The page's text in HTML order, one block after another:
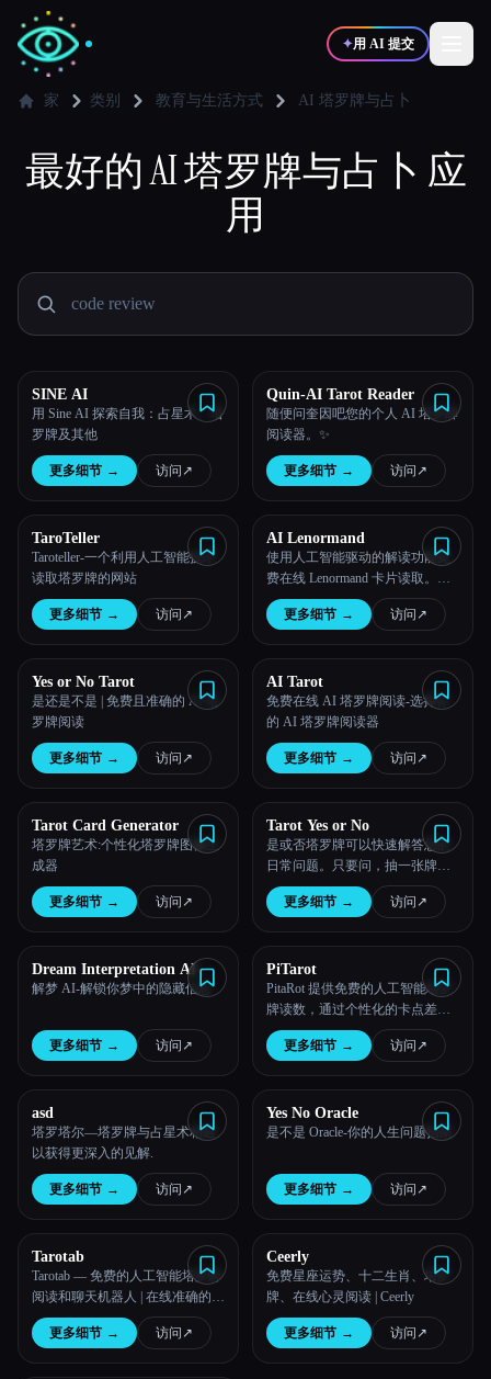
✦用 AI 提交
✍️写作者 🎨设计师
🎓 学生
博客
比较工具
所有分类
关于
Esc
家 类别 教育与生活方式 AI 塔罗牌与占卜
最好的AI 塔罗牌与占卜 应
用
SINE AI
用 Sine AI 探索自我：占星术、塔
罗牌及其他
更多细节 → 访问 ↗︎
Quin-AI Tarot Reader
随便问奎因吧您的个人 AI 塔罗牌
阅读器。✨
更多细节 → 访问 ↗︎
TaroTeller
Taroteller-一个利用人工智能技术
读取塔罗牌的网站
更多细节 → 访问 ↗︎
AI Lenormand
使用人工智能驱动的解读功能免
费在线 Lenormand 卡片读取。学
习牌的含义并探索各种点差。
更多细节 → 访问 ↗︎
Yes or No Tarot
是还是不是 | 免费且准确的 AI 塔
罗牌阅读
更多细节 → 访问 ↗︎
AI Tarot
免费在线 AI 塔罗牌阅读-选择你
的 AI 塔罗牌阅读器
更多细节 → 访问 ↗︎
Tarot Card Generator
塔罗牌艺术:个性化塔罗牌图像生
成器
更多细节 → 访问 ↗︎
Tarot Yes or No
是或否塔罗牌可以快速解答您的
日常问题。只要问，抽一张牌，
然后得到一张简单的
“是”、“否”，或者可以帮助指导你
更多细节 → 访问 ↗︎
Dream Interpretation AI
解梦 AI-解锁你梦中的隐藏信息
更多细节 → 访问 ↗︎
PiTarot
PitaRot 提供免费的人工智能塔罗
牌读数，通过个性化的卡点差和
每日指导帮助用户发现自己的未
来。更多细节 → 访问 ↗︎
asd
塔罗塔尔—塔罗牌与占星术相遇
以获得更深入的见解.
更多细节 → 访问 ↗︎
Yes No Oracle
是不是 Oracle-你的人生问题指南
更多细节 → 访问 ↗︎
Tarotab
Tarotab — 免费的人工智能塔罗牌
阅读和聊天机器人 | 在线准确的塔
罗牌见解
更多细节 → 访问 ↗︎
Ceerly
免费星座运势、十二生肖、塔罗
牌、在线心灵阅读 | Ceerly
更多细节 → 访问 ↗︎